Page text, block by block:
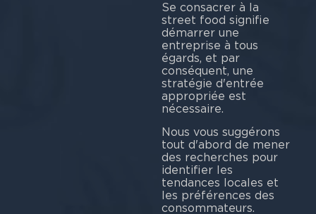
Se consacrer à la
street food signifie
démarrer une
entreprise à tous
égards, et par
conséquent, une
stratégie d'entrée
appropriée est
nécessaire.
Nous vous suggérons
tout d'abord de mener
des recherches pour
identifier les
tendances locales et
les préférences des
consommateurs.